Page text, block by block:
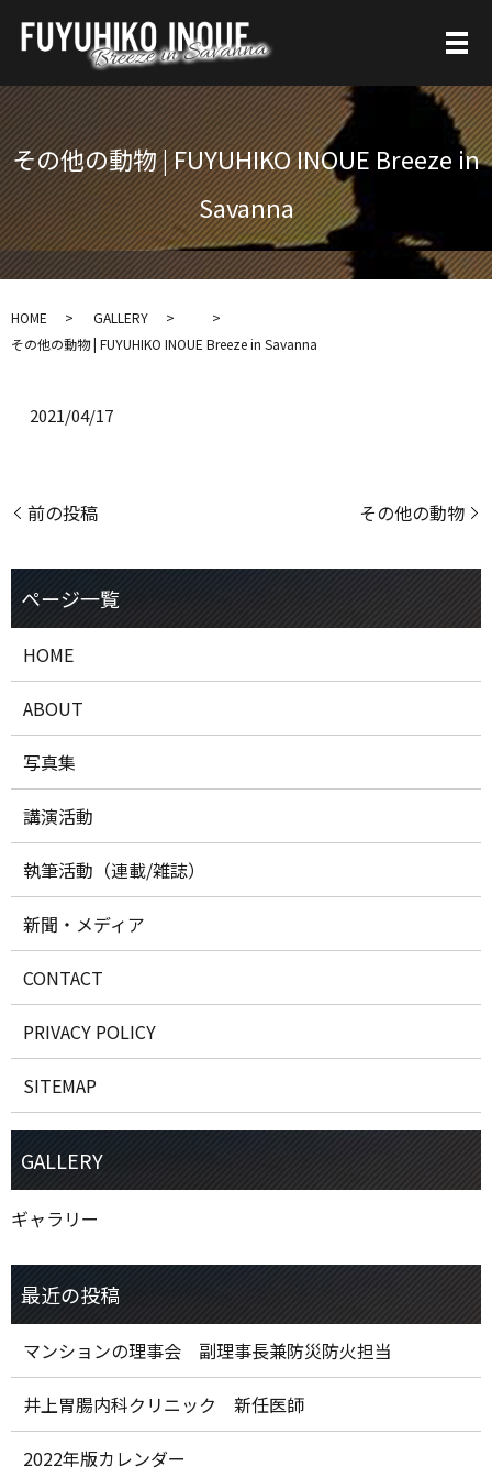
その他の動物 | FUYUHIKO INOUE Breeze in
Savanna
HOME
GALLERY
その他の動物 | FUYUHIKO INOUE Breeze in Savanna
2021/04/17
前の投稿 その他の動物
HOME
ABOUT
写真集
講演活動
執筆活動（連載/雑誌）
新聞・メディア
CONTACT
PRIVACY POLICY
SITEMAP
ギャラリー
マンションの理事会 副理事長兼防災防火担当
井上胃腸内科クリニック 新任医師
2022年版カレンダー